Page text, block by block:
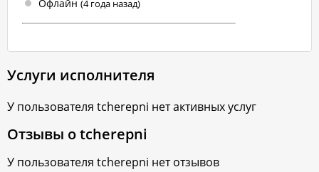
Офлайн (4 года назад)
Услуги исполнителя
У пользователя tcherepni нет активных услуг
Отзывы оtcherepni
У пользователя tcherepni нет отзывов